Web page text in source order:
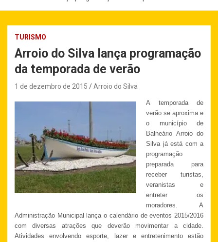
TURISMO
Arroio do Silva lança programação
da temporada de verão
1 de dezembro de 2015 Arroio do Silva
A temporada de
verão se aproxima e
o município de
Balneário Arroio do
Silva já está com a
programação
preparada para
receber turistas,
veranistas e
entreter os
moradores. A
Administração Municipal lança o calendário de eventos 2015/2016
com diversas atrações que deverão movimentar a cidade.
Atividades envolvendo esporte, lazer e entretenimento estão